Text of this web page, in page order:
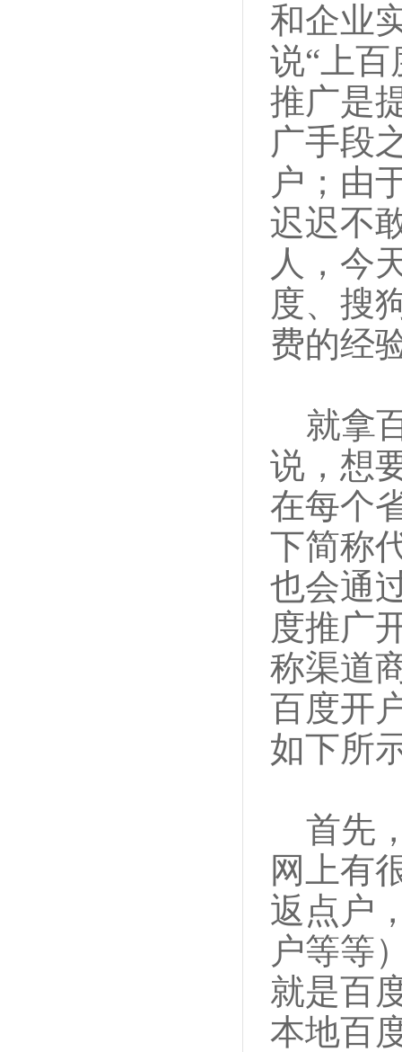
和企业
说“上
推广是
广手段
户；由
迟迟不
人，今
度、搜
费的经
就拿
说，想
在每个
下简称
也会通
度推广
称渠道
百度开
如下所
首先
网上有
返点户
户等等
就是百
本地百